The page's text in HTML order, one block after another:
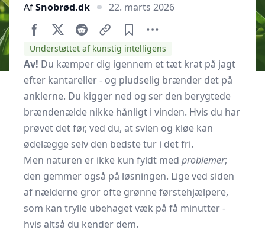
AfSnobrød.dk 22. marts 2026
Understøttet af kunstig intelligens
Av! Du kæmper dig igennem et tæt krat på jagt
efter kantareller - og pludselig brænder det på
anklerne. Du kigger ned og ser den berygtede
brændenælde nikke hånligt i vinden. Hvis du har
prøvet det før, ved du, at svien og kløe kan
ødelægge selv den bedste tur i det fri.
Men naturen er ikke kun fyldt med problemer;
den gemmer også på løsningen. Lige ved siden
af nælderne gror ofte grønne førstehjælpere,
som kan trylle ubehaget væk på få minutter -
hvis altså du kender dem.